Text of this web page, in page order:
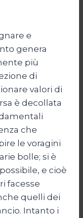
e
genera
più
di
valori di
è decollata
che
le voragini
bolle; si è
e cioè
facesse
quelli dei
Intanto i